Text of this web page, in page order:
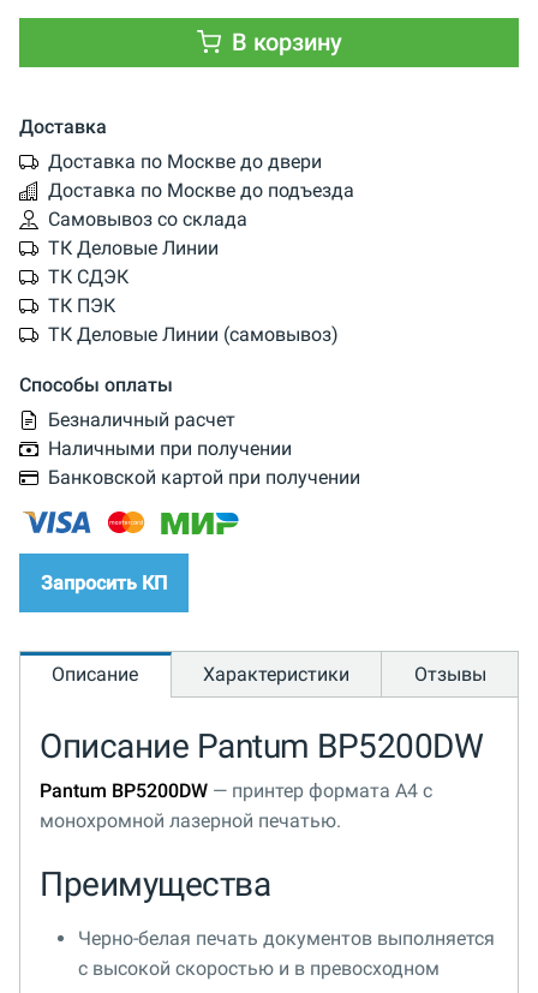
В корзину
Доставка
Доставка по Москве до двери
Доставка по Москве до подъезда
Самовывоз со склада
ТК Деловые Линии
ТК СДЭК
ТК ПЭК
ТК Деловые Линии (самовывоз)
Способы оплаты
Безналичный расчет
Наличными при получении
Банковской картой при получении
Запросить КП
Описание Характеристики Отзывы
Описание Pantum BP5200DW
Pantum BP5200DW — принтер формата A4 с
монохромной лазерной печатью.
Преимущества
Черно-белая печать документов выполняется
с высокой скоростью и в превосходном